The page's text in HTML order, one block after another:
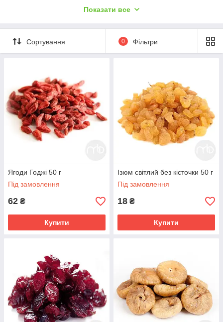
вариантом перекуса для того, чтобы восполнить жизненную
Показати все
Сортування 0 Фільтри
Ягоди Годжі 50 г
Під замовлення
62 ₴
Купити
Ізюм світлий без кісточки 50 г
Під замовлення
18 ₴
Купити